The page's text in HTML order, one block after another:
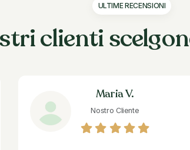
ULTIME RECENSIONI
clienti
Maria V.
Nostro Cliente